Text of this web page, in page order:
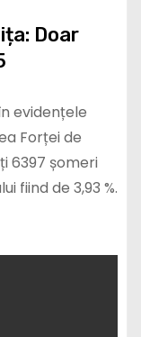
Doar
evidențele
Forței de
6397 șomeri
fiind de 3,93 %.